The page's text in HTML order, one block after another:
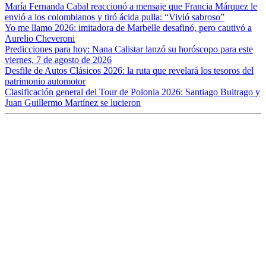
María Fernanda Cabal reaccionó a mensaje que Francia Márquez le
envió a los colombianos y tiró ácida pulla: “Vivió sabroso”
Yo me llamo 2026: imitadora de Marbelle desafinó, pero cautivó a
Aurelio Cheveroni
Predicciones para hoy: Nana Calistar lanzó su horóscopo para este
viernes, 7 de agosto de 2026
Desfile de Autos Clásicos 2026: la ruta que revelará los tesoros del
patrimonio automotor
Clasificación general del Tour de Polonia 2026: Santiago Buitrago y
Juan Guillermo Martínez se lucieron